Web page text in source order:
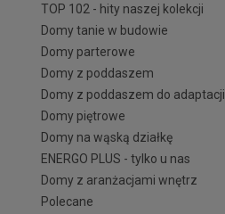
TOP 102 - hity naszej kolekcji
Domy tanie w budowie
Domy parterowe
Domy z poddaszem
Domy z poddaszem do adaptacji
Domy piętrowe
Domy na wąską działkę
ENERGO PLUS - tylko u nas
Domy z aranżacjami wnętrz
Polecane